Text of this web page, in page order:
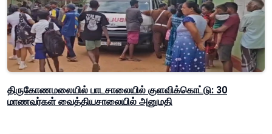
திருகோணமலையில் பாடசாலையில் குளவிக்கொட்டு: 30
மாணவர்கள் வைத்தியசாலையில் அனுமதி